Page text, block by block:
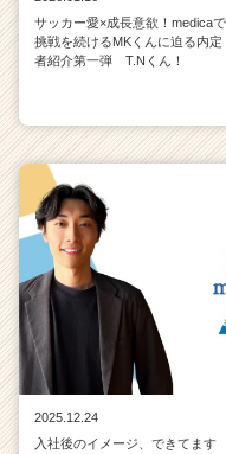
サッカー愛×成長意欲！medicaで
挑戦を続けるMKくんに迫る内定
者紹介第一弾 T.Nくん！
2025.12.24
入社後のイメージ、できてます